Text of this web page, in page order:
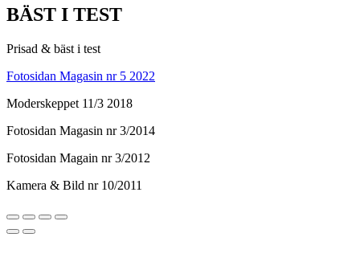
BÄST I TEST
Prisad & bäst i test
Fotosidan Magasin nr 5 2022
Moderskeppet 11/3 2018
Fotosidan Magasin nr 3/2014
Fotosidan Magain nr 3/2012
Kamera & Bild nr 10/2011